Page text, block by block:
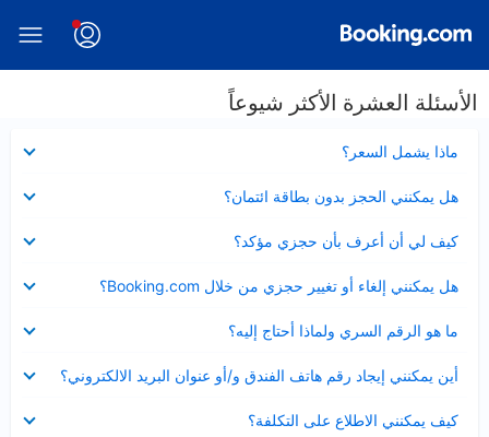
الأسئلة العشرة الأكثر شيوعاً
ماذا يشمل السعر؟
مصغر
هل يمكنني الحجز بدون بطاقة ائتمان؟
مصغر
كيف لي أن أعرف بأن حجزي مؤكد؟
مصغر
هل يمكنني إلغاء أو تغيير حجزي من خلال Booking.com؟
مصغر
ما هو الرقم السري ولماذا أحتاج إليه؟
مصغر
أين يمكنني إيجاد رقم هاتف الفندق و/أو عنوان البريد الالكتروني؟
عرض
مصغر
كيف يمكنني الاطلاع على التكلفة؟
مصغر